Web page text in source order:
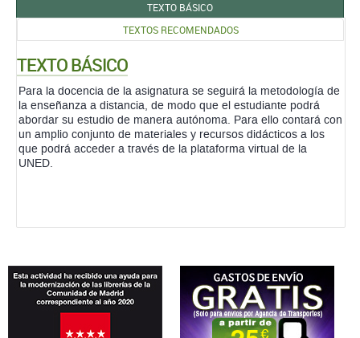
TEXTO BÁSICO
TEXTOS RECOMENDADOS
TEXTO BÁSICO
Para la docencia de la asignatura se seguirá la metodología de
la enseñanza a distancia, de modo que el estudiante podrá
abordar su estudio de manera autónoma. Para ello contará con
un amplio conjunto de materiales y recursos didácticos a los
que podrá acceder a través de la plataforma virtual de la
UNED.